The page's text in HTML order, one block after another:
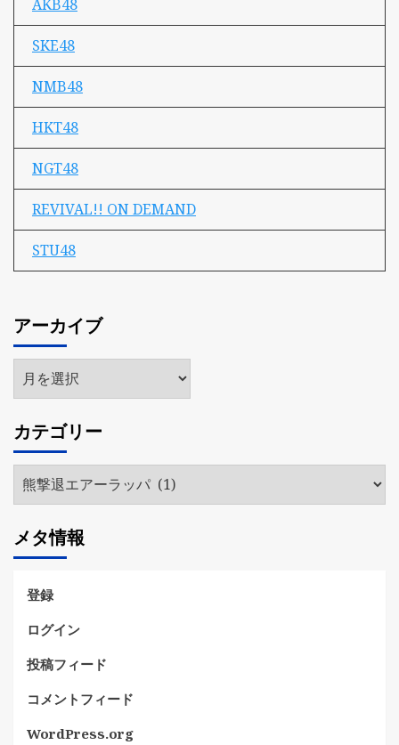
AKB48
SKE48
NMB48
HKT48
NGT48
REVIVAL!! ON DEMAND
STU48
アーカイブ
ア
ー
イ
ブ
カテゴリー
カ
テ
リ
ー
メタ情報
登録
ログイン
投稿フィード
コメントフィード
WordPress.org